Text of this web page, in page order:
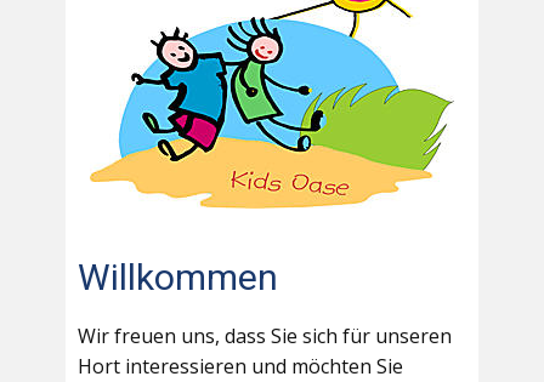
Willkommen
Wir freuen uns, dass Sie sich für unseren
Hort interessieren und möchten Sie